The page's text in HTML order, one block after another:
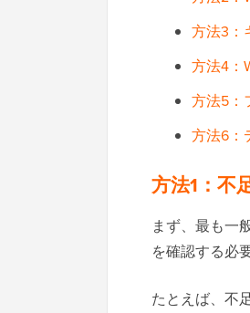
方法3：
方法4：
方法5：
方法6：
方法1：不
まず、最も一
を確認する必
たとえば、不